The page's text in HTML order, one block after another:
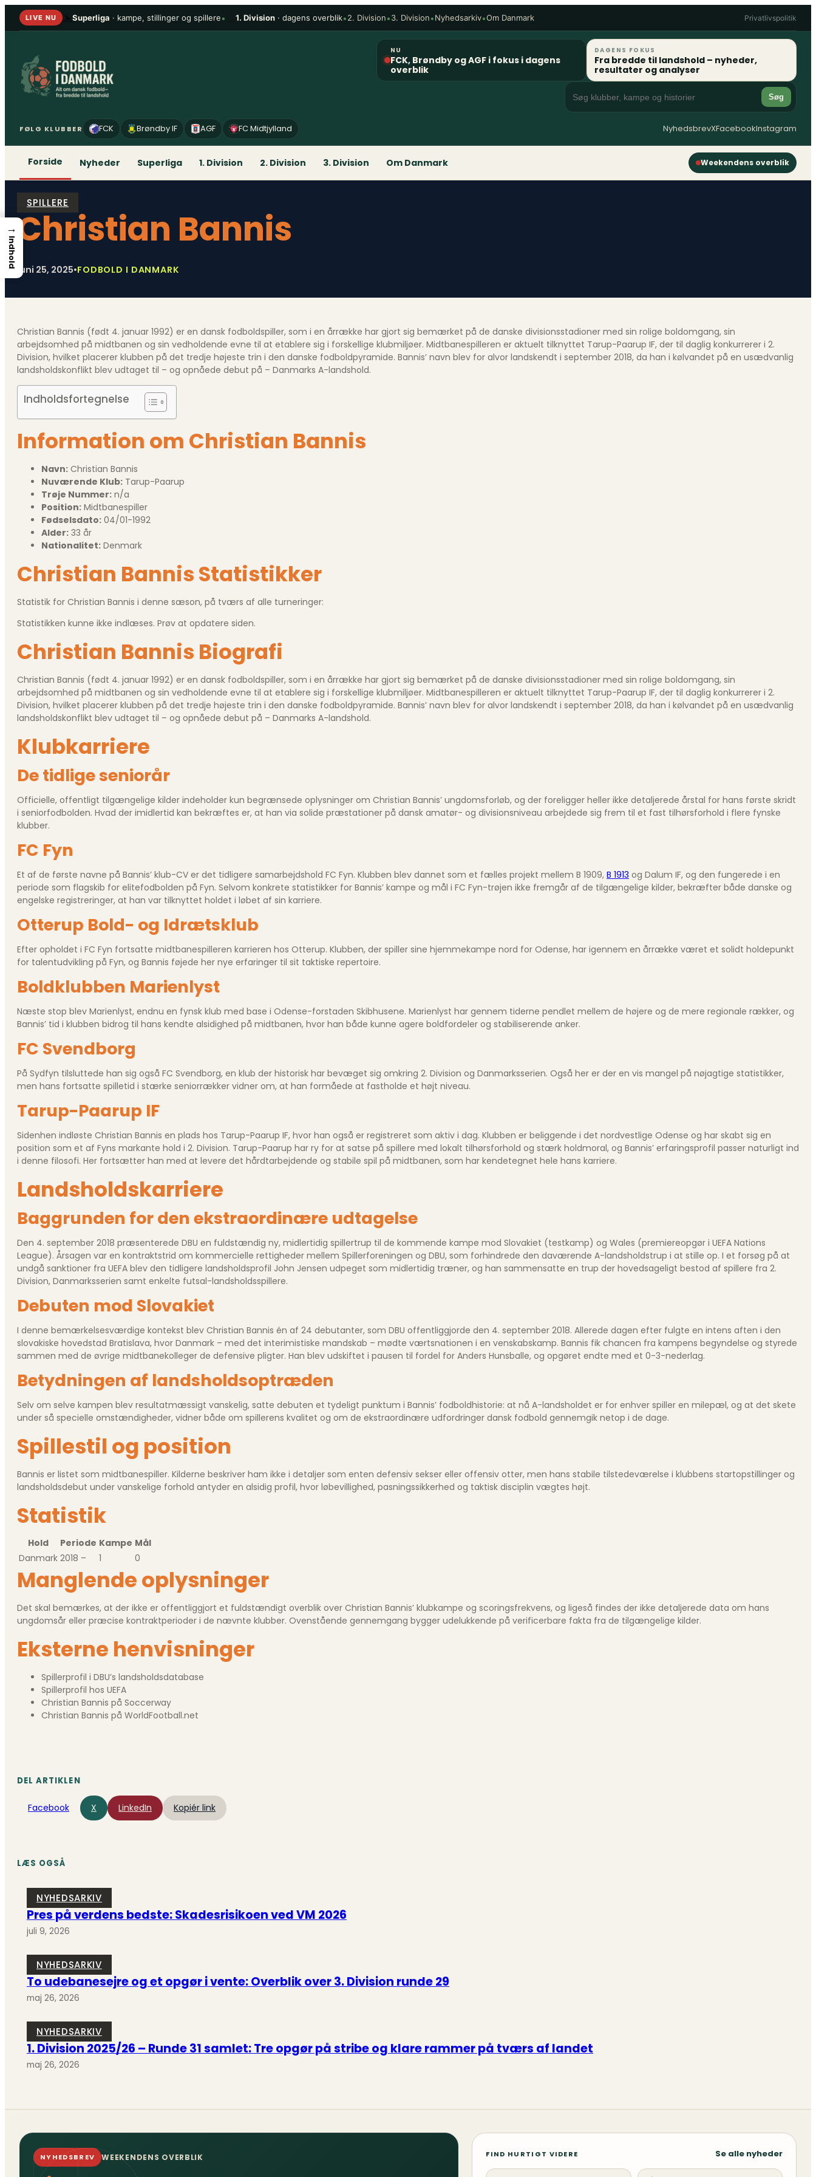
Spring
LIVE NU Superliga · kampe, stillinger og spillere• 1. Division · dagens overblik•2. Division•3. Division•Nyhedsarkiv•Om Danmark Privatlivspolitik
NU
FCK, Brøndby og AGF i fokus i dagens
overblik
DAGENS FOKUS
Fra bredde til landshold – nyheder,
resultater og analyser
Søg
FØLG KLUBBER FCK Brøndby IF AGF FC Midtjylland NyhedsbrevXFacebookInstagram
Forside Nyheder Superliga 1. Division 2. Division 3. Division Om Danmark Weekendens overblik
SPILLERE
Christian Bannis
juni 25, 2025•FODBOLD I DANMARK
Christian Bannis (født 4. januar 1992) er en dansk fodboldspiller, som i en årrække har gjort sig bemærket på de danske divisionsstadioner med sin rolige boldomgang, sin
arbejdsomhed på midtbanen og sin vedholdende evne til at etablere sig i forskellige klubmiljøer. Midtbanespilleren er aktuelt tilknyttet Tarup-Paarup IF, der til daglig konkurrerer i 2.
Division, hvilket placerer klubben på det tredje højeste trin i den danske fodboldpyramide. Bannis’ navn blev for alvor landskendt i september 2018, da han i kølvandet på en usædvanlig
landsholdskonflikt blev udtaget til – og opnåede debut på – Danmarks A-landshold.
Indholdsfortegnelse
Information om Christian Bannis
Navn: Christian Bannis
Nuværende Klub: Tarup-Paarup
Trøje Nummer: n/a
Position: Midtbanespiller
Fødselsdato: 04/01-1992
Alder: 33 år
Nationalitet: Denmark
Christian Bannis Statistikker
Statistik for Christian Bannis i denne sæson, på tværs af alle turneringer:
Statistikken kunne ikke indlæses. Prøv at opdatere siden.
Christian Bannis Biografi
Christian Bannis (født 4. januar 1992) er en dansk fodboldspiller, som i en årrække har gjort sig bemærket på de danske divisionsstadioner med sin rolige boldomgang, sin
arbejdsomhed på midtbanen og sin vedholdende evne til at etablere sig i forskellige klubmiljøer. Midtbanespilleren er aktuelt tilknyttet Tarup-Paarup IF, der til daglig konkurrerer i 2.
Division, hvilket placerer klubben på det tredje højeste trin i den danske fodboldpyramide. Bannis’ navn blev for alvor landskendt i september 2018, da han i kølvandet på en usædvanlig
landsholdskonflikt blev udtaget til – og opnåede debut på – Danmarks A-landshold.
Klubkarriere
De tidlige seniorår
Officielle, offentligt tilgængelige kilder indeholder kun begrænsede oplysninger om Christian Bannis’ ungdomsforløb, og der foreligger heller ikke detaljerede årstal for hans første skridt
i seniorfodbolden. Hvad der imidlertid kan bekræftes er, at han via solide præstationer på dansk amatør- og divisionsniveau arbejdede sig frem til et fast tilhørsforhold i flere fynske
klubber.
FC Fyn
Et af de første navne på Bannis’ klub-CV er det tidligere samarbejdshold FC Fyn. Klubben blev dannet som et fælles projekt mellem B 1909, B 1913 og Dalum IF, og den fungerede i en
periode som flagskib for elitefodbolden på Fyn. Selvom konkrete statistikker for Bannis’ kampe og mål i FC Fyn-trøjen ikke fremgår af de tilgængelige kilder, bekræfter både danske og
engelske registreringer, at han var tilknyttet holdet i løbet af sin karriere.
Otterup Bold- og Idrætsklub
Efter opholdet i FC Fyn fortsatte midtbanespilleren karrieren hos Otterup. Klubben, der spiller sine hjemmekampe nord for Odense, har igennem en årrække været et solidt holdepunkt
for talentudvikling på Fyn, og Bannis føjede her nye erfaringer til sit taktiske repertoire.
Boldklubben Marienlyst
Næste stop blev Marienlyst, endnu en fynsk klub med base i Odense-forstaden Skibhusene. Marienlyst har gennem tiderne pendlet mellem de højere og de mere regionale rækker, og
Bannis’ tid i klubben bidrog til hans kendte alsidighed på midtbanen, hvor han både kunne agere boldfordeler og stabiliserende anker.
FC Svendborg
På Sydfyn tilsluttede han sig også FC Svendborg, en klub der historisk har bevæget sig omkring 2. Division og Danmarksserien. Også her er der en vis mangel på nøjagtige statistikker,
men hans fortsatte spilletid i stærke seniorrækker vidner om, at han formåede at fastholde et højt niveau.
Tarup-Paarup IF
Sidenhen indløste Christian Bannis en plads hos Tarup-Paarup IF, hvor han også er registreret som aktiv i dag. Klubben er beliggende i det nordvestlige Odense og har skabt sig en
position som et af Fyns markante hold i 2. Division. Tarup-Paarup har ry for at satse på spillere med lokalt tilhørsforhold og stærk holdmoral, og Bannis’ erfaringsprofil passer naturligt ind
i denne filosofi. Her fortsætter han med at levere det hårdtarbejdende og stabile spil på midtbanen, som har kendetegnet hele hans karriere.
Landsholdskarriere
Baggrunden for den ekstraordinære udtagelse
Den 4. september 2018 præsenterede DBU en fuldstændig ny, midlertidig spillertrup til de kommende kampe mod Slovakiet (testkamp) og Wales (premiereopgør i UEFA Nations
League). Årsagen var en kontraktstrid om kommercielle rettigheder mellem Spillerforeningen og DBU, som forhindrede den daværende A-landsholdstrup i at stille op. I et forsøg på at
undgå sanktioner fra UEFA blev den tidligere landsholdsprofil John Jensen udpeget som midlertidig træner, og han sammensatte en trup der hovedsageligt bestod af spillere fra 2.
Division, Danmarksserien samt enkelte futsal-landsholdsspillere.
Debuten mod Slovakiet
I denne bemærkelsesværdige kontekst blev Christian Bannis én af 24 debutanter, som DBU offentliggjorde den 4. september 2018. Allerede dagen efter fulgte en intens aften i den
slovakiske hovedstad Bratislava, hvor Danmark – med det interimistiske mandskab – mødte værtsnationen i en venskabskamp. Bannis fik chancen fra kampens begyndelse og styrede
sammen med de øvrige midtbanekolleger de defensive pligter. Han blev udskiftet i pausen til fordel for Anders Hunsballe, og opgøret endte med et 0-3-nederlag.
Betydningen af landsholdsoptræden
Selv om selve kampen blev resultatmæssigt vanskelig, satte debuten et tydeligt punktum i Bannis’ fodboldhistorie: at nå A-landsholdet er for enhver spiller en milepæl, og at det skete
under så specielle omstændigheder, vidner både om spillerens kvalitet og om de ekstraordinære udfordringer dansk fodbold gennemgik netop i de dage.
Spillestil og position
Bannis er listet som midtbanespiller. Kilderne beskriver ham ikke i detaljer som enten defensiv sekser eller offensiv otter, men hans stabile tilstedeværelse i klubbens startopstillinger og
landsholdsdebut under vanskelige forhold antyder en alsidig profil, hvor løbevillighed, pasningssikkerhed og taktisk disciplin vægtes højt.
Statistik
Hold Periode Kampe Mål
Danmark 2018 – 1 0
Manglende oplysninger
Det skal bemærkes, at der ikke er offentliggjort et fuldstændigt overblik over Christian Bannis’ klubkampe og scoringsfrekvens, og ligeså findes der ikke detaljerede data om hans
ungdomsår eller præcise kontraktperioder i de nævnte klubber. Ovenstående gennemgang bygger udelukkende på verificerbare fakta fra de tilgængelige kilder.
Eksterne henvisninger
Spillerprofil i DBU’s landsholdsdatabase
Spillerprofil hos UEFA
Christian Bannis på Soccerway
Christian Bannis på WorldFootball.net
DEL ARTIKLEN
Facebook X LinkedIn Kopiér link
LÆS OGSÅ
NYHEDSARKIV
Pres på verdens bedste: Skadesrisikoen ved VM 2026
juli 9, 2026
NYHEDSARKIV
To udebanesejre og et opgør i vente: Overblik over 3. Division runde 29
maj 26, 2026
NYHEDSARKIV
1. Division 2025/26 – Runde 31 samlet: Tre opgør på stribe og klare rammer på tværs af landet
maj 26, 2026
NYHEDSBREV WEEKENDENS OVERBLIK FIND HURTIGT VIDERE Se alle nyheder
→
Indhold